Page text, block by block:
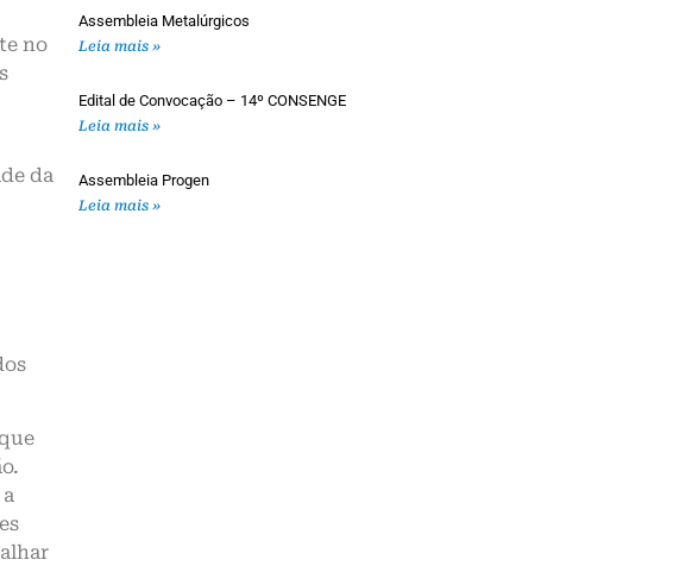
no
da
Assembleia Metalúrgicos
Leia mais »
Edital de Convocação – 14º CONSENGE
Leia mais »
Assembleia Progen
Leia mais »